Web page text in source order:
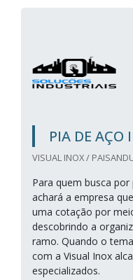
PIA DE AÇO
VISUAL INOX /
Para quem busca
achará a empresa
uma cotação por
descobrindo a
ramo. Quando o
com a Visual Inox
especializados.